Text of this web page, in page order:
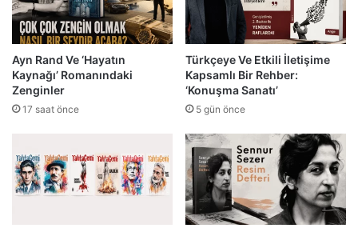
Ayn Rand Ve ‘Hayatın
Kaynağı’ Romanındaki
Zenginler
17 saat önce
Türkçeye Ve Etkili İletişime
Kapsamlı Bir Rehber:
‘Konuşma Sanatı’
5 gün önce